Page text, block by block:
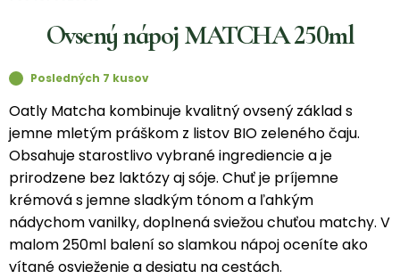
Ovsený nápoj MATCHA 250ml
Posledných 7 kusov
Oatly Matcha kombinuje kvalitný ovsený základ s
jemne mletým práškom z listov BIO zeleného čaju.
Obsahuje starostlivo vybrané ingrediencie a je
prirodzene bez laktózy aj sóje. Chuť je príjemne
krémová s jemne sladkým tónom a ľahkým
nádychom vanilky, doplnená sviežou chuťou matchy. V
malom 250ml balení so slamkou nápoj oceníte ako
vítané osvieženie a desiatu na cestách.